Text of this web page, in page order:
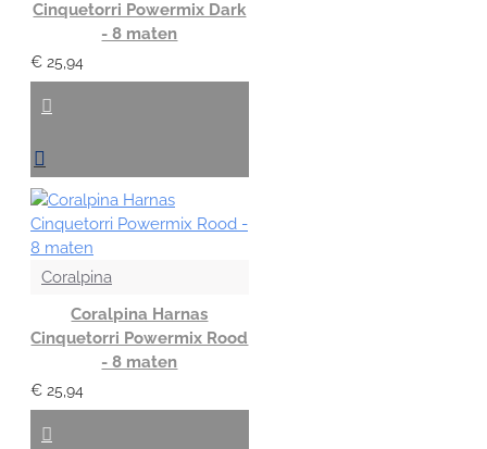
Cinquetorri Powermix Dark
- 8 maten
€ 25,94
Coralpina
Coralpina Harnas
Cinquetorri Powermix Rood
- 8 maten
€ 25,94